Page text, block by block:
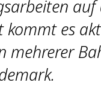
auf
es
mehrerer